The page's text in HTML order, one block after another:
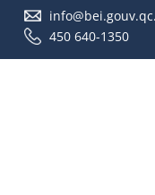
450 640-1350